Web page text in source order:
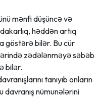
mənfi düşüncə və
həddən artıq
göstərə bilər. Bu cür
zədələnməyə səbəb
bilər.
tanıyıb onların
davranış nümunələrini